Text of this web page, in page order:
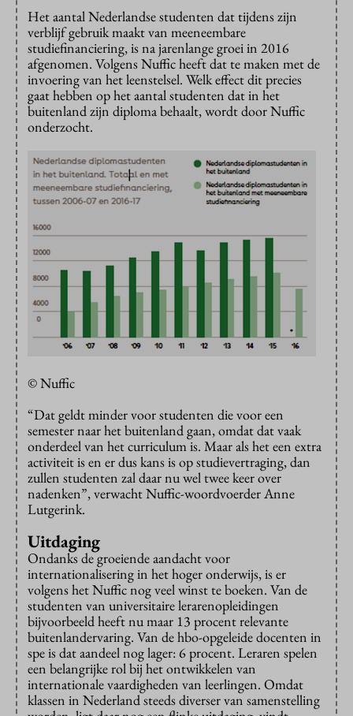
Het aantal Nederlandse studenten dat tijdens zijn
verblijf gebruik maakt van meeneembare
studiefinanciering, is na jarenlange groei in 2016
afgenomen. Volgens Nuffic heeft dat te maken met de
invoering van het leenstelsel. Welk effect dit precies
gaat hebben op het aantal studenten dat in het
buitenland zijn diploma behaalt, wordt door Nuffic
onderzocht.
© Nuffic
“Dat geldt minder voor studenten die voor een
semester naar het buitenland gaan, omdat dat vaak
onderdeel van het curriculum is. Maar als het een extra
activiteit is en er dus kans is op studievertraging, dan
zullen studenten zal daar nu wel twee keer over
nadenken”, verwacht Nuffic-woordvoerder Anne
Lutgerink.
Uitdaging
Ondanks de groeiende aandacht voor
internationalisering in het hoger onderwijs, is er
volgens het Nuffic nog veel winst te boeken. Van de
studenten van universitaire lerarenopleidingen
bijvoorbeeld heeft nu maar 13 procent relevante
buitenlandervaring. Van de hbo-opgeleide docenten in
spe is dat aandeel nog lager: 6 procent. Leraren spelen
een belangrijke rol bij het ontwikkelen van
internationale vaardigheden van leerlingen. Omdat
klassen in Nederland steeds diverser van samenstelling